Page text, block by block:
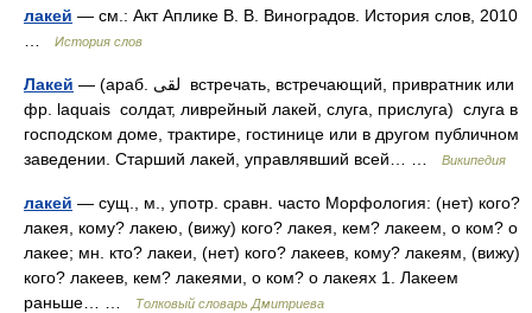
лакей — см.: Акт Аплике В. В. Виноградов. История слов, 2010
История слов
Лакей — (араб. لقى‎‎ встречать, встречающий, привратник или
фр. laquais солдат, ливрейный лакей, слуга, прислуга) слуга в
господском доме, трактире, гостинице или в другом публичном
заведении. Старший лакей, управлявший всей… …
Википедия
лакей — сущ., м., употр. сравн. часто Морфология: (нет) кого?
лакея, кому? лакею, (вижу) кого? лакея, кем? лакеем, о ком? о
лакее; мн. кто? лакеи, (нет) кого? лакеев, кому? лакеям, (вижу)
кого? лакеев, кем? лакеями, о ком? о лакеях 1. Лакеем
раньше… …
Толковый словарь Дмитриева